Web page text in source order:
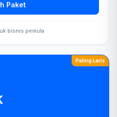
Paket
bisnis pemula
Paling Laris